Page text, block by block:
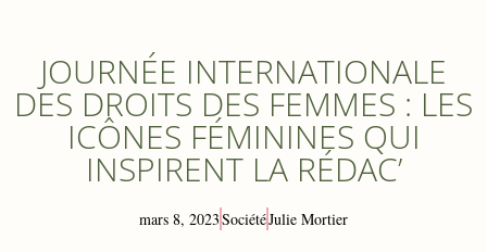
JOURNÉE INTERNATIONALE
DES DROITS DES FEMMES : LES
ICÔNES FÉMININES QUI
INSPIRENT LA RÉDAC’
mars 8, 2023SociétéJulie Mortier